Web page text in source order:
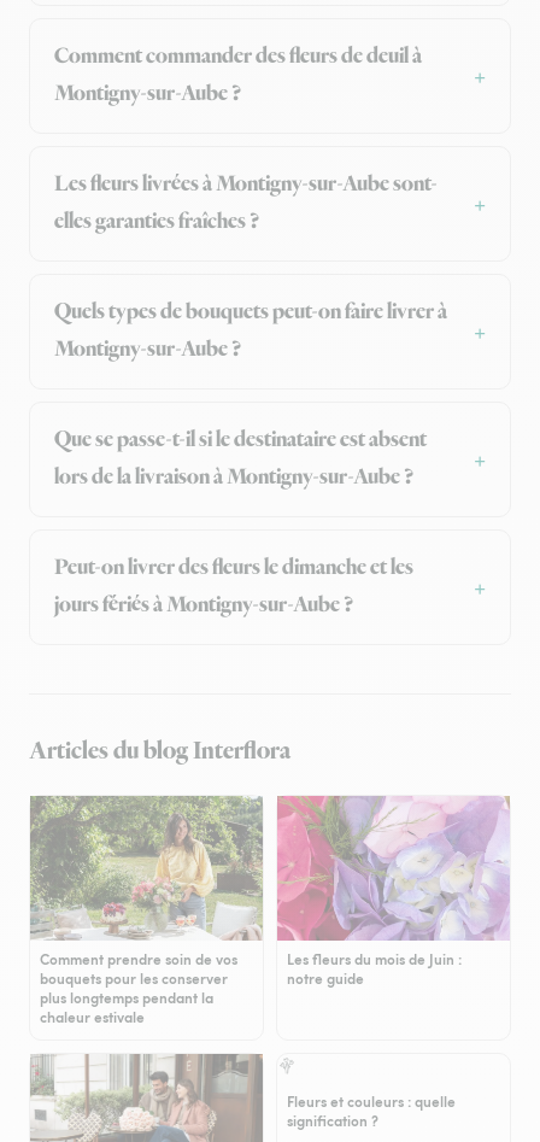
Comment commander des fleurs de deuil à
Montigny-sur-Aube ?
Les fleurs livrées à Montigny-sur-Aube sont-
elles garanties fraîches ?
Quels types de bouquets peut-on faire livrer à
Montigny-sur-Aube ?
Que se passe-t-il si le destinataire est absent
lors de la livraison à Montigny-sur-Aube ?
Peut-on livrer des fleurs le dimanche et les
jours fériés à Montigny-sur-Aube ?
Articles du blog Interflora
Comment prendre soin de vos
bouquets pour les conserver
plus longtemps pendant la
chaleur estivale
Les fleurs du mois de Juin :
notre guide
Fleurs et couleurs : quelle
signification ?